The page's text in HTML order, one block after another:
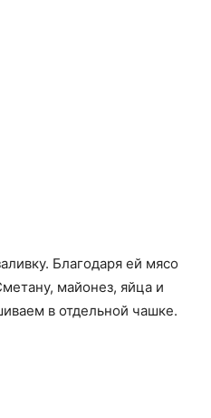
Благодаря ей мясо
майонез, яйца и
в отдельной чашке.